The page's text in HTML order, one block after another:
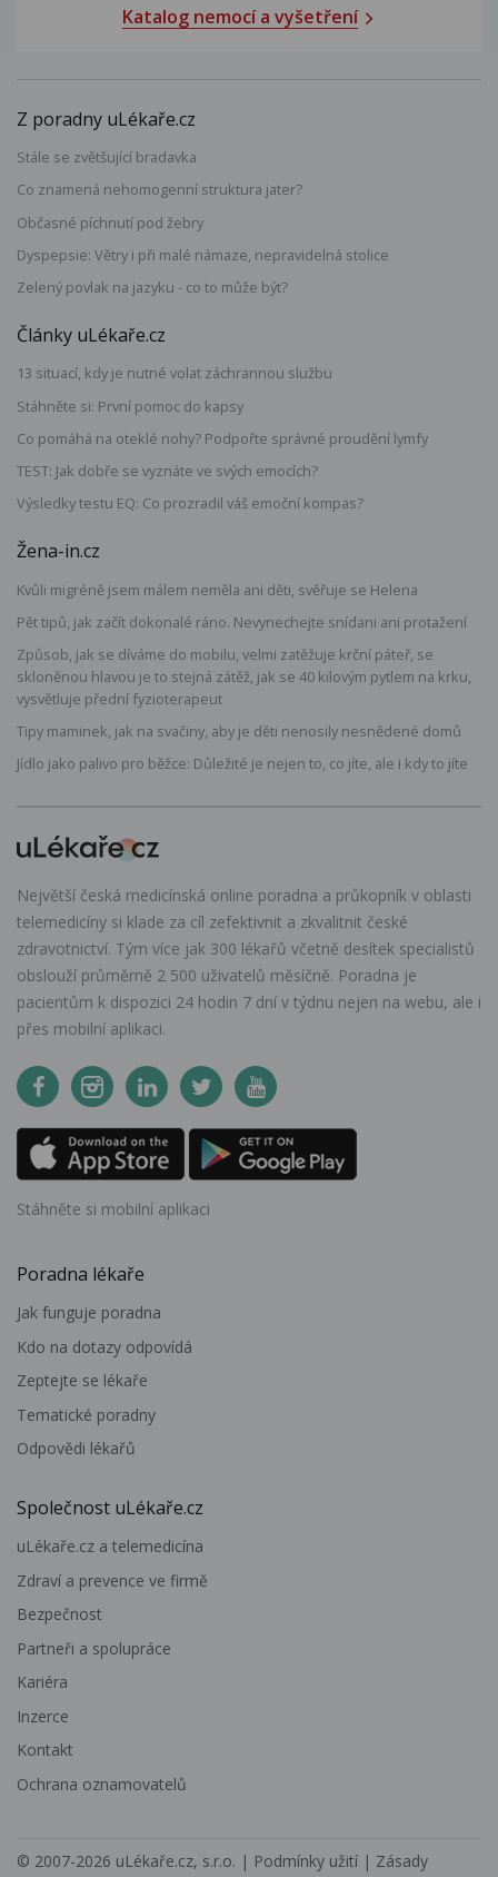
Katalog nemocí a vyšetření
Z poradny uLékaře.cz
Stále se zvětšující bradavka
Co znamená nehomogenní struktura jater?
Občasné píchnutí pod žebry
Dyspepsie: Větry i při malé námaze, nepravidelná stolice
Zelený povlak na jazyku - co to může být?
Články uLékaře.cz
13 situací, kdy je nutné volat záchrannou službu
Stáhněte si: První pomoc do kapsy
Co pomáhá na oteklé nohy? Podpořte správné proudění lymfy
TEST: Jak dobře se vyznáte ve svých emocích?
Výsledky testu EQ: Co prozradil váš emoční kompas?
Žena-in.cz
Kvůli migréně jsem málem neměla ani děti, svěřuje se Helena
Pět tipů, jak začít dokonalé ráno. Nevynechejte snídani ani protažení
Způsob, jak se díváme do mobilu, velmi zatěžuje krční páteř, se
skloněnou hlavou je to stejná zátěž, jak se 40 kilovým pytlem na krku,
vysvětluje přední fyzioterapeut
Tipy maminek, jak na svačiny, aby je děti nenosily nesnědené domů
Jídlo jako palivo pro běžce: Důležité je nejen to, co jíte, ale i kdy to jíte
Největší česká medicínská online poradna a průkopník v oblasti
telemedicíny si klade za cíl zefektivnit a zkvalitnit české
zdravotnictví. Tým více jak 300 lékařů včetně desítek specialistů
obslouží průměrně 2 500 uživatelů měsíčně. Poradna je
pacientům k dispozici 24 hodin 7 dní v týdnu nejen na webu, ale i
přes mobilní aplikaci.
Stáhněte si mobilní aplikaci
Poradna lékaře
Jak funguje poradna
Kdo na dotazy odpovídá
Zeptejte se lékaře
Tematické poradny
Odpovědi lékařů
Společnost uLékaře.cz
uLékaře.cz a telemedicína
Zdraví a prevence ve firmě
Bezpečnost
Partneři a spolupráce
Kariéra
Inzerce
Kontakt
Ochrana oznamovatelů
© 2007-2026 uLékaře.cz, s.r.o. | Podmínky užití | Zásady